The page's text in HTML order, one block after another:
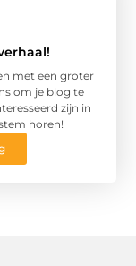
met een groter
om je blog te
zijn in
horen!